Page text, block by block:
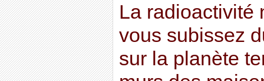
La radioactivité
vous subissez
sur la planète